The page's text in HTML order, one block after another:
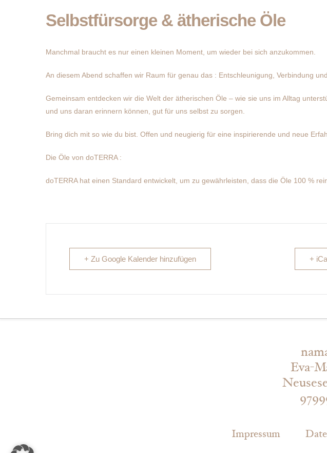
Selbstfürsorge & ätherische Öle
Manchmal braucht es nur einen kleinen Moment, um wieder bei sich anzukommen.
An diesem Abend schaffen wir Raum für genau das : Entschleunigung, Verbindung
Gemeinsam entdecken wir die Welt der ätherischen Öle – wie sie uns im Alltag
und uns daran erinnern können, gut für uns selbst zu sorgen.
Bring dich mit so wie du bist. Offen und neugierig für eine inspirierende und neue
Die Öle von doTERRA :
doTERRA hat einen Standard entwickelt, um zu gewährleisten, dass die Öle 100 %
+ Zu Google Kalender hinzufügen +
Eva-
Impressum